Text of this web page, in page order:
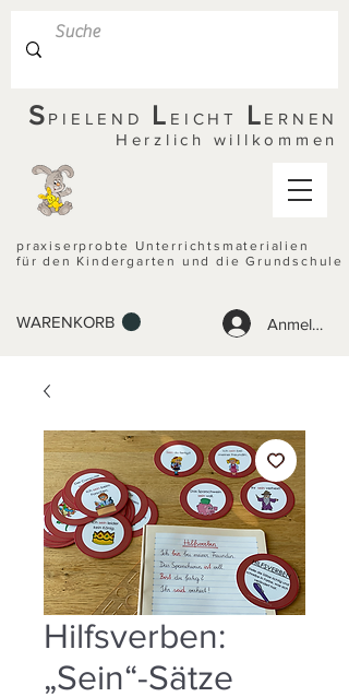
S PIELEND L EICHT L ERNEN
Herzlich willkommen
praxiserprobte Unterrichtsmaterialien
für den Kindergarten und die Grundschule
WARENKORB Anmelden
Hilfsverben:
„Sein“-Sätze